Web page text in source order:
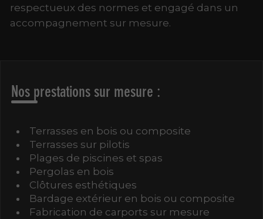
respectueux des normes et engagé dans un
accompagnement sur mesure.
Nos prestations sur mesure :
Terrasses en bois ou composite
Terrasses sur pilotis
Plages de piscines et spas
Pergolas en bois
Clôtures esthétiques
Bardage extérieur en bois ou composite
Fabrication de carports sur mesure